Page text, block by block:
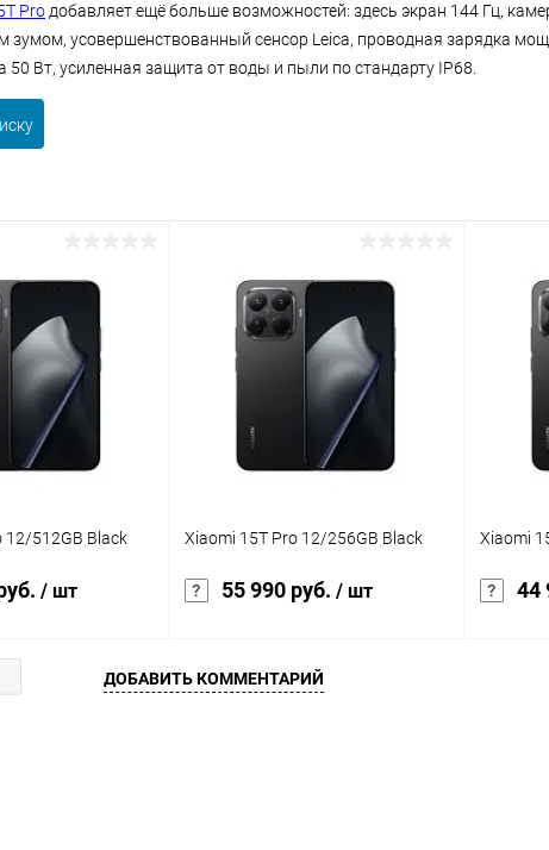
Proдобавляет ещё больше возможностей: здесь экран 144 Гц,
зумом, усовершенствованный сенсор Leica, проводная зарядка
50 Вт, усиленная защита от воды и пыли по стандарту IP68.
12/512GB Black
/ шт
корзину
Xiaomi 15T Pro 12/256GB Black
55 990 руб. / шт
В корзину
Xiaomi
44
ДОБАВИТЬ КОММЕНТАРИЙ